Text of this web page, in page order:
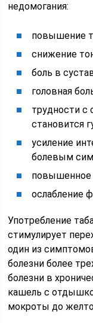
недомогания:
повышение
снижение
боль в
головная
трудности с
становится
усиление
болевым
повышенное
ослабление
Употребление
стимулирует
один из
болезни более
болезни в
кашель с
мокроты до